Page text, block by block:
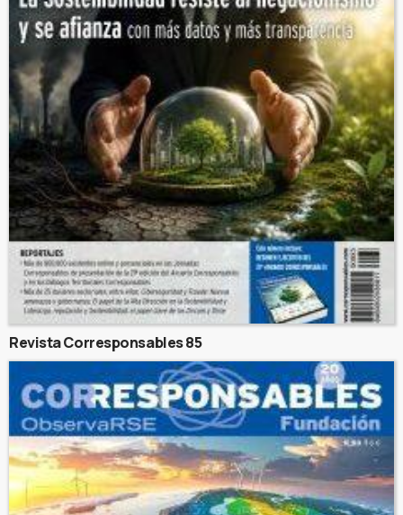
Revista Corresponsables 85